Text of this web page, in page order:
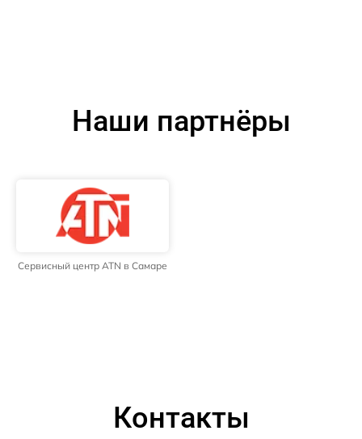
Наши партнёры
Сервисный центр ATN в Самаре
Контакты